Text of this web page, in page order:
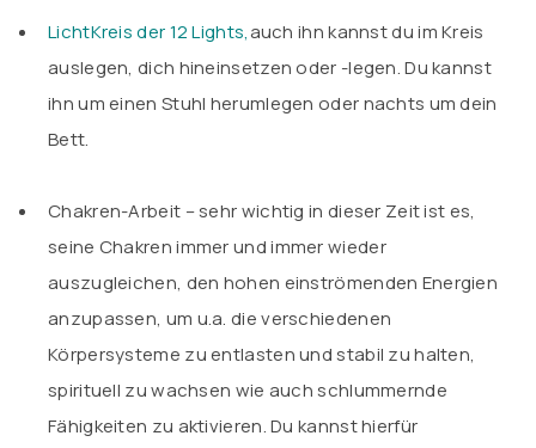
LichtKreis der 12 Lights,auch ihn kannst du im Kreis
auslegen, dich hineinsetzen oder -legen. Du kannst
ihn um einen Stuhl herumlegen oder nachts um dein
Bett.
Chakren-Arbeit – sehr wichtig in dieser Zeit ist es,
seine Chakren immer und immer wieder
auszugleichen, den hohen einströmenden Energien
anzupassen, um u.a. die verschiedenen
Körpersysteme zu entlasten und stabil zu halten,
spirituell zu wachsen wie auch schlummernde
Fähigkeiten zu aktivieren. Du kannst hierfür